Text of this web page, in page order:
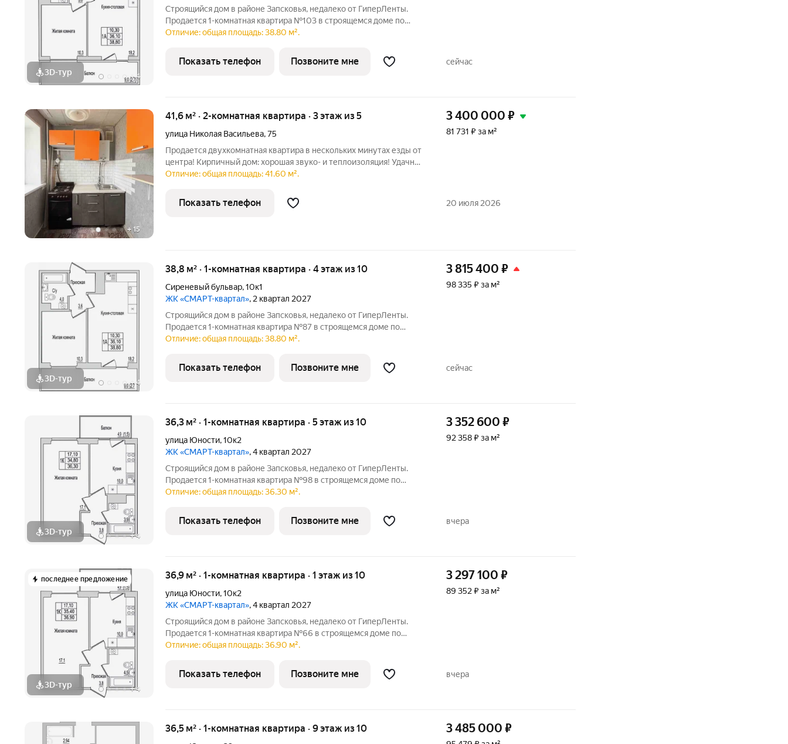
3D-тур +4
Строящийся дом в районе Запсковья, недалеко от ГиперЛенты.
Продается 1-комнатная квартира №103 в строящемся доме по
адресу Юности, 10. Квартира в строящемся доме по адресу ул.
работает на
Отличие: общая площадь: 38.80 м².
Показать телефон Позвоните мне сейчас
+ 15
41,6 м² · 2-комнатная квартира · 3 этаж из 5
улица Николая Васильева,75
Продается двухкомнатная квартира в нескольких минутах езды от
центра! Кирпичный дом: хорошая звуко- и теплоизоляция! Удачная
планировка: раздельные комнаты и раздельный сан.узел. В
всех
3 400 000 ₽
81 731 ₽ за м²
Отличие: общая площадь: 41.60 м².
Показать телефон 20 июля 2026
3D-тур +4
38,8 м² · 1-комнатная квартира · 4 этаж из 10
Сиреневый бульвар,10к1
ЖК «СМАРТ-квартал», 2 квартал 2027
Строящийся дом в районе Запсковья, недалеко от ГиперЛенты.
Продается 1-комнатная квартира №87 в строящемся доме по
адресу Юности, 10. Квартира в строящемся доме по адресу ул.
работает на
3 815 400 ₽
98 335 ₽ за м²
Отличие: общая площадь: 38.80 м².
Показать телефон Позвоните мне сейчас
3D-тур +4
36,3 м² · 1-комнатная квартира · 5 этаж из 10
улица Юности,10к2
ЖК «СМАРТ-квартал», 4 квартал 2027
Строящийся дом в районе Запсковья, недалеко от ГиперЛенты.
Продается 1-комнатная квартира №98 в строящемся доме по
адресу Юности, 10. Квартира в строящемся доме по адресу ул.
работает на
3 352 600 ₽
92 358 ₽ за м²
Отличие: общая площадь: 36.30 м².
Показать телефон Позвоните мне вчера
последнее предложение
3D-тур +4
36,9 м² · 1-комнатная квартира · 1 этаж из 10
улица Юности,10к2
ЖК «СМАРТ-квартал», 4 квартал 2027
Строящийся дом в районе Запсковья, недалеко от ГиперЛенты.
Продается 1-комнатная квартира №66 в строящемся доме по
адресу Юности, 10. Квартира в строящемся доме по адресу ул.
работает на
3 297 100 ₽
89 352 ₽ за м²
Отличие: общая площадь: 36.90 м².
Показать телефон Позвоните мне вчера
36,5 м² · 1-комнатная квартира · 9 этаж из 10 3 485 000 ₽